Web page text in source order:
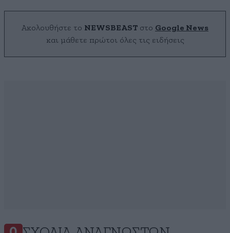
Ακολουθήστε το NEWSBEAST στο Google News
και μάθετε πρώτοι όλες τις ειδήσεις